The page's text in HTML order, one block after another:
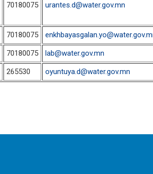
70180075 urantes.d@water.gov.mn
70180075
70180075 lab@water.gov.mn
265530 oyuntuya.d@water.gov.mn